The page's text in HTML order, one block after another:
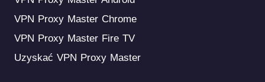
VPN Proxy Master Chrome
VPN Proxy Master Fire TV
Uzyskać VPN Proxy Master